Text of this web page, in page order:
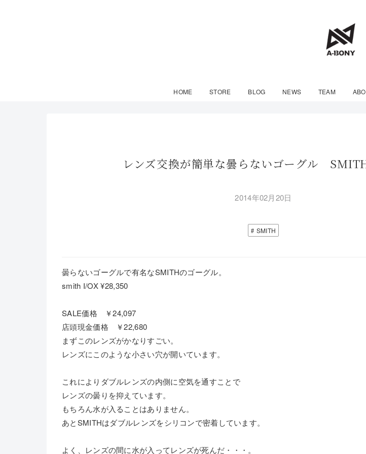
HOME STORE BLOG NEWS TEAM
レンズ交換が簡単な曇らないゴーグル
2014年02月20日
SMITH
曇らないゴーグルで有名なSMITHのゴーグル。
smith I/OX ¥28,350
SALE価格 ￥24,097
店頭現金価格 ￥22,680
まずこのレンズがかなりすごい。
レンズにこのような小さい穴が開いています。
これによりダブルレンズの内側に空気を通すことで
レンズの曇りを抑えています。
もちろん水が入ることはありません。
あとSMITHはダブルレンズをシリコンで密着しています。
よく、レンズの間に水が入ってレンズが死んだ・・・。